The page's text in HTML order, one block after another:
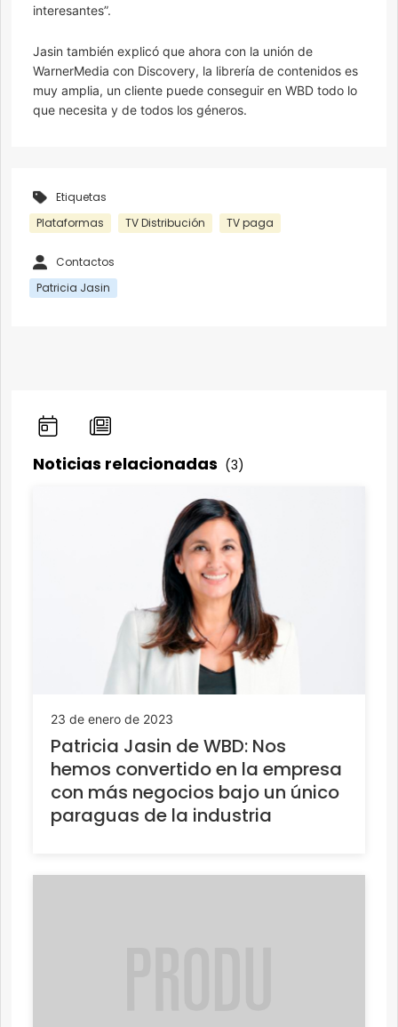
interesantes”.
Jasin también explicó que ahora con la unión de
WarnerMedia con Discovery, la librería de contenidos es
muy amplia, un cliente puede conseguir en WBD todo lo
que necesita y de todos los géneros.
Etiquetas
Plataformas
TV Distribución TV paga
Contactos
Patricia Jasin
Noticias relacionadas (3)
23 de enero de 2023
Patricia Jasin de WBD: Nos
hemos convertido en la empresa
con más negocios bajo un único
paraguas de la industria